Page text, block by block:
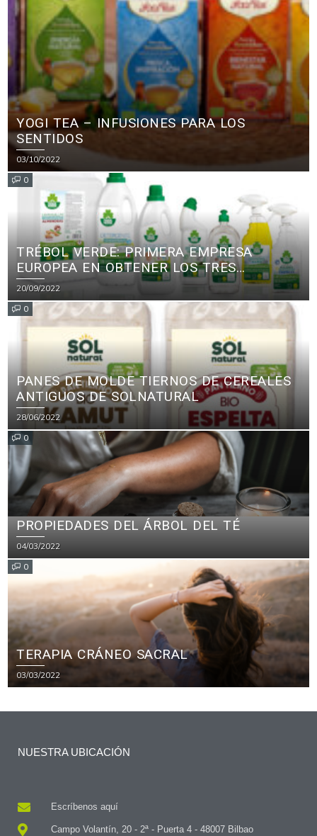
YOGI TEA – INFUSIONES PARA LOS
SENTIDOS
03/10/2022
0
TRÉBOL VERDE: PRIMERA EMPRESA
EUROPEA EN OBTENER LOS TRES
PRINCIPALES CERTIFICADOS ECOLÓGICOS
PARA PRODUCTOS DE LIMPIEZA
20/09/2022
0
PANES DE MOLDE TIERNOS DE CEREALES
ANTIGUOS DE SOLNATURAL
28/06/2022
0
PROPIEDADES DEL ÁRBOL DEL TÉ
04/03/2022
0
TERAPIA CRÁNEO SACRAL
03/03/2022
NUESTRA UBICACIÓN
Escríbenos aquí
Campo Volantín, 20 - 2ª - Puerta 4 - 48007 Bilbao